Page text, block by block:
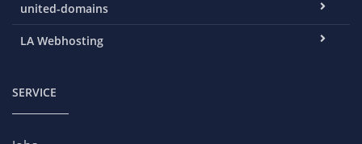
united-domains
LA Webhosting
SERVICE